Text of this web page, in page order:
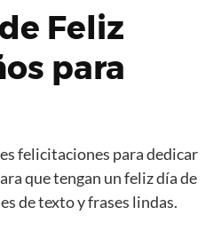
Feliz
para
felicitaciones para dedicar
que tengan un feliz día de
de texto y frases lindas.